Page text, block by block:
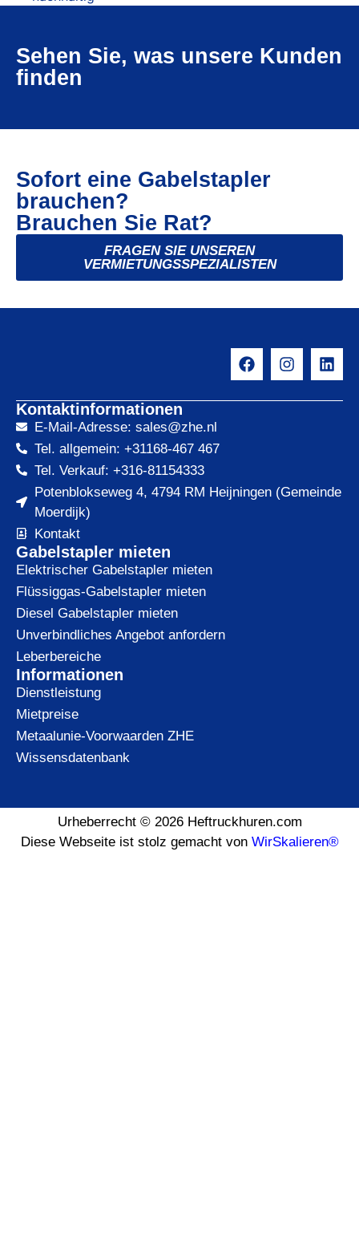
Sehen Sie, was unsere Kunden
finden
Sofort eine Gabelstapler
brauchen?
Brauchen Sie Rat?
FRAGEN SIE UNSEREN
VERMIETUNGSSPEZIALISTEN
Kontaktinformationen
E-Mail-Adresse: sales@zhe.nl
Tel. allgemein: +31168-467 467
Tel. Verkauf: +316-81154333
Potenblokseweg 4, 4794 RM Heijningen (Gemeinde
Moerdijk)
Kontakt
Gabelstapler mieten
Elektrischer Gabelstapler mieten
Flüssiggas-Gabelstapler mieten
Diesel Gabelstapler mieten
Unverbindliches Angebot anfordern
Leberbereiche
Informationen
Dienstleistung
Mietpreise
Metaalunie-Voorwaarden ZHE
Wissensdatenbank
Urheberrecht © 2026 Heftruckhuren.com
Diese Webseite ist stolz gemacht von WirSkalieren®